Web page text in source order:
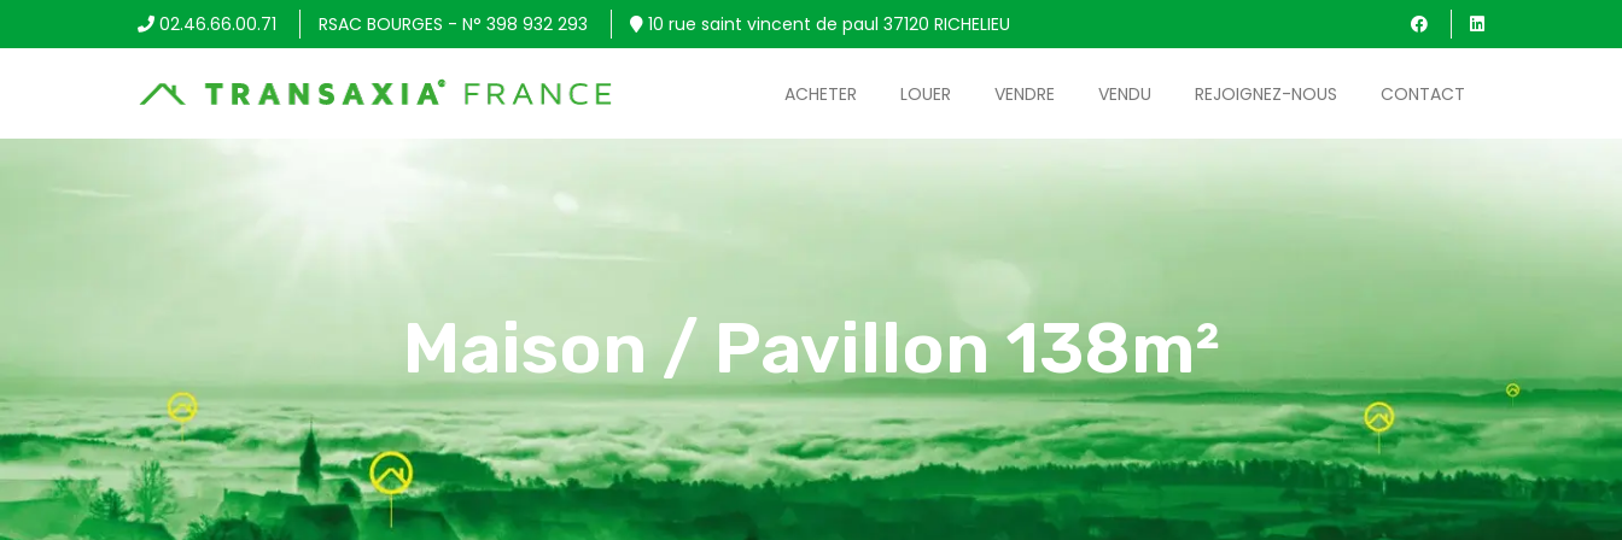
02.46.66.00.71 RSAC BOURGES - N° 398 932 293 10 rue saint vincent de paul 37120 RICHELIEU
ACHETER LOUER VENDRE VENDU REJOIGNEZ-NOUS CONTACT
Maison / Pavillon 138m²